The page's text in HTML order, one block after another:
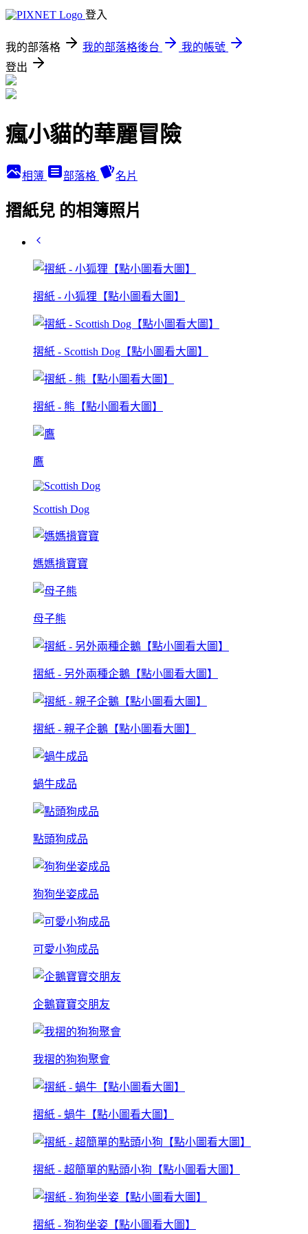
登入
我的部落格 我的部落格後台
我的帳號
登出
瘋小貓的華麗冒險
相簿 部落格 名片
摺紙兒 的相簿照片
摺紙 - 小狐狸【點小圖看大圖】
摺紙 - Scottish Dog【點小圖看大圖】
摺紙 - 熊【點小圖看大圖】
鷹
Scottish Dog
媽媽揹寶寶
母子熊
摺紙 - 另外兩種企鵝【點小圖看大圖】
摺紙 - 親子企鵝【點小圖看大圖】
蝸牛成品
點頭狗成品
狗狗坐姿成品
可愛小狗成品
企鵝寶寶交朋友
我摺的狗狗聚會
摺紙 - 蝸牛【點小圖看大圖】
摺紙 - 超簡單的點頭小狗【點小圖看大圖】
摺紙 - 狗狗坐姿【點小圖看大圖】